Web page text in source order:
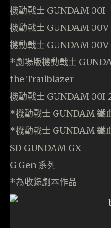
機動戰士 GUNDAM 00I
機動戰士 GUNDAM 00V
機動戰士 GUNDAM 00V
*劇場版機動戰士
the Trailblazer
機動戰士 GUNDAM 00I
*機動戰士 GUNDAM 鐵
*機動戰士 GUNDAM 鐵
SD GUNDAM GX
G Gen 系列
*為收錄劇本作品